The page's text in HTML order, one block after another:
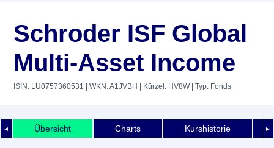
Schroder ISF Global
Multi-Asset Income
ISIN: LU0757360531 | WKN: A1JVBH | Kürzel: HV8W| Typ: Fonds
◄ ►
Übersicht Charts Kurshistorie